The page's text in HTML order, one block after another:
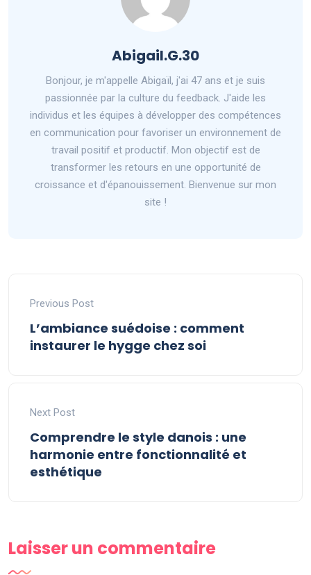
Abigail.G.30
Bonjour, je m'appelle Abigaïl, j'ai 47 ans et je suis
passionnée par la culture du feedback. J'aide les
individus et les équipes à développer des compétences
en communication pour favoriser un environnement de
travail positif et productif. Mon objectif est de
transformer les retours en une opportunité de
croissance et d'épanouissement. Bienvenue sur mon
site !
Previous Post
L’ambiance suédoise : comment
instaurer le hygge chez soi
Next Post
Comprendre le style danois : une
harmonie entre fonctionnalité et
esthétique
Laisser un commentaire